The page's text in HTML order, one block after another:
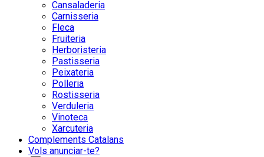
Cansaladeria
Carnisseria
Fleca
Fruiteria
Herboristeria
Pastisseria
Peixateria
Polleria
Rostisseria
Verduleria
Vinoteca
Xarcuteria
Complements Catalans
Vols anunciar-te?